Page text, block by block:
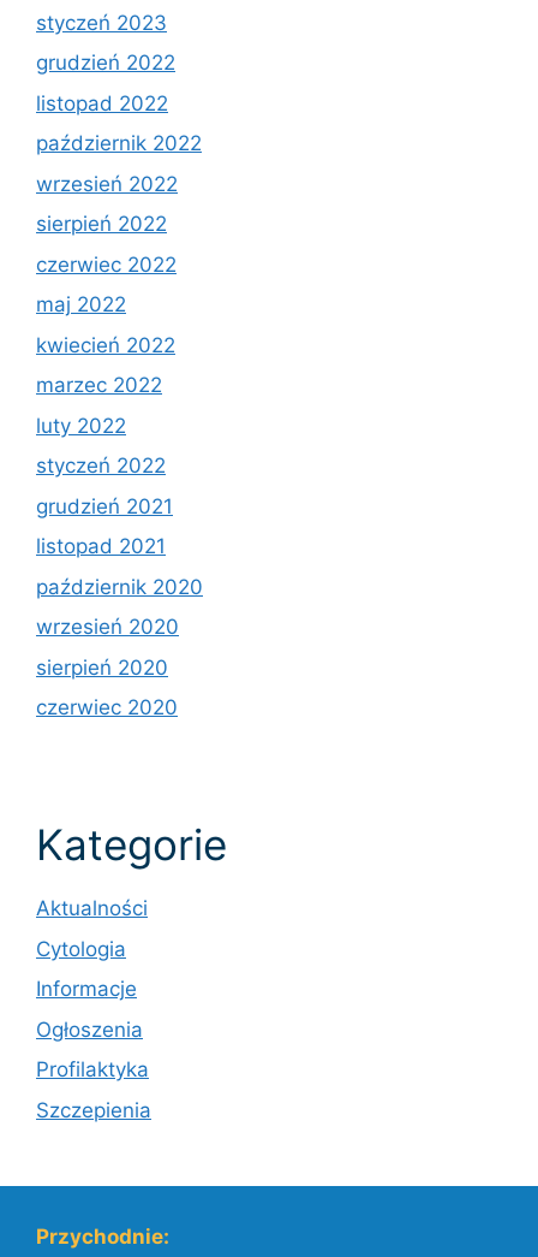
styczeń 2023
grudzień 2022
listopad 2022
październik 2022
wrzesień 2022
sierpień 2022
czerwiec 2022
maj 2022
kwiecień 2022
marzec 2022
luty 2022
styczeń 2022
grudzień 2021
listopad 2021
październik 2020
wrzesień 2020
sierpień 2020
czerwiec 2020
Kategorie
Aktualności
Cytologia
Informacje
Ogłoszenia
Profilaktyka
Szczepienia
Przychodnie: